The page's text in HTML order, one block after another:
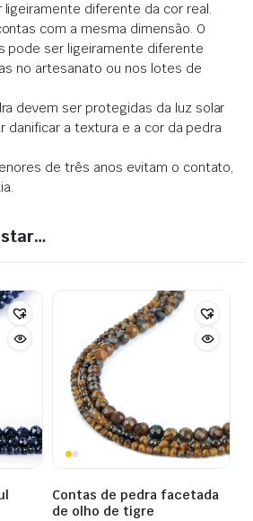
diferente da cor real.
com a mesma dimensão. O
pode ser ligeiramente diferente
no artesanato ou nos lotes de
devem ser protegidas da luz solar
danificar a textura e a cor da pedra
de três anos evitam o contato,
Contas de pedra facetada
de olho de tigre